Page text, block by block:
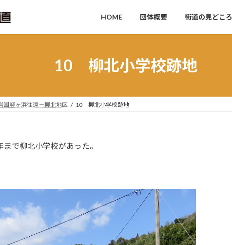
HOME 団体概要 街道の見どころ
10 柳北小学校跡地
竪ヶ浜往還－柳北地区 10 柳北小学校跡地
で柳北小学校があった。